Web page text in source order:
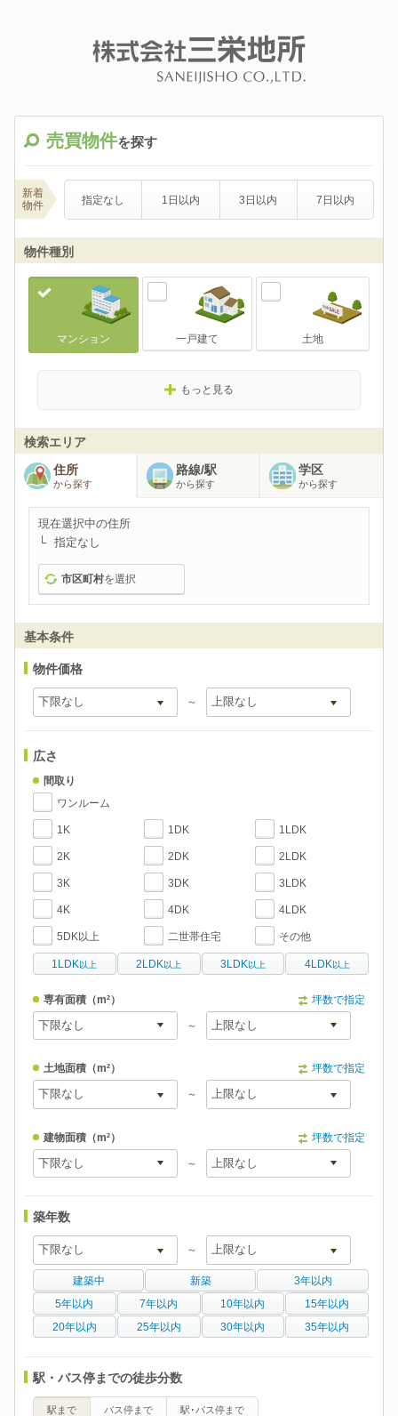
売買物件を探す
新着
物件
指定なし 1日以内 3日以内 7日以内
物件種別
マンション 一戸建て 土地
もっと見る
検索エリア
住所
から探す
路線/駅
から探す
学区
から探す
現在選択中の住所
指定なし
市区町村を選択
基本条件
物件価格
～
広さ
間取り
ワンルーム
1K 1DK 1LDK
2K 2DK 2LDK
3K 3DK 3LDK
4K 4DK 4LDK
5DK以上 二世帯住宅 その他
1LDK 以上 2LDK 以上 3LDK 以上 4LDK 以上
専有面積（m²） 坪数で指定
～
土地面積（m²） 坪数で指定
～
建物面積（m²） 坪数で指定
～
築年数
～
建築中 新築
3年以内
5年以内
7年以内 10年以内
15年以内
20年以内
25年以内 30年以内 35年以内
駅・バス停までの徒歩分数
駅まで バス停まで 駅･バス停まで